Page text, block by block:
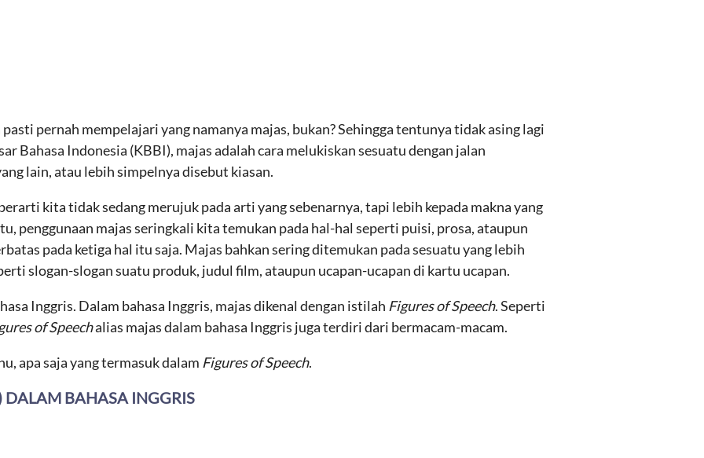
pernah mempelajari yang namanya majas, bukan? Sehingga tentunya tidak asing lagi
Bahasa Indonesia (KBBI), majas adalah cara melukiskan sesuatu dengan jalan
lain, atau lebih simpelnya disebut kiasan.
kita tidak sedang merujuk pada arti yang sebenarnya, tapi lebih kepada makna yang
penggunaan majas seringkali kita temukan pada hal-hal seperti puisi, prosa, ataupun
pada ketiga hal itu saja. Majas bahkan sering ditemukan pada sesuatu yang lebih
slogan-slogan suatu produk, judul film, ataupun ucapan-ucapan di kartu ucapan.
Inggris. Dalam bahasa Inggris, majas dikenal dengan istilah Figures of Speech. Seperti
of Speechalias majas dalam bahasa Inggris juga terdiri dari bermacam-macam.
apa saja yang termasuk dalam Figures of Speech.
DALAM BAHASA INGGRIS